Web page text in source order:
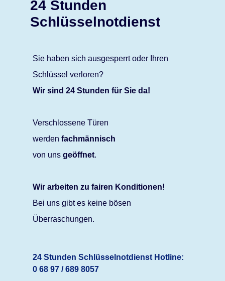
24 Stunden
Schlüsselnotdienst
Sie haben sich ausgesperrt oder Ihren
Schlüssel verloren?
Wir sind 24 Stunden für Sie da!
Verschlossene Türen
werden fachmännisch
von uns geöffnet.
Wir arbeiten zu fairen Konditionen!
Bei uns gibt es keine bösen
Überraschungen.
24 Stunden Schlüsselnotdienst Hotline:
0 68 97 / 689 8057